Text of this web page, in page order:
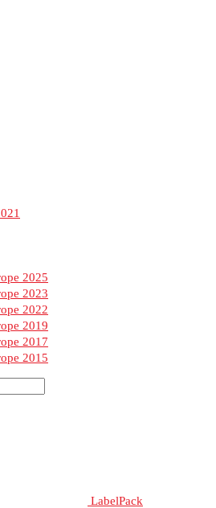
2025
2023
2022
2019
2017
2015
LabelPack